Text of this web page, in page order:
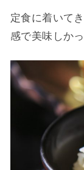
定食に着いて
感で美味しかっ